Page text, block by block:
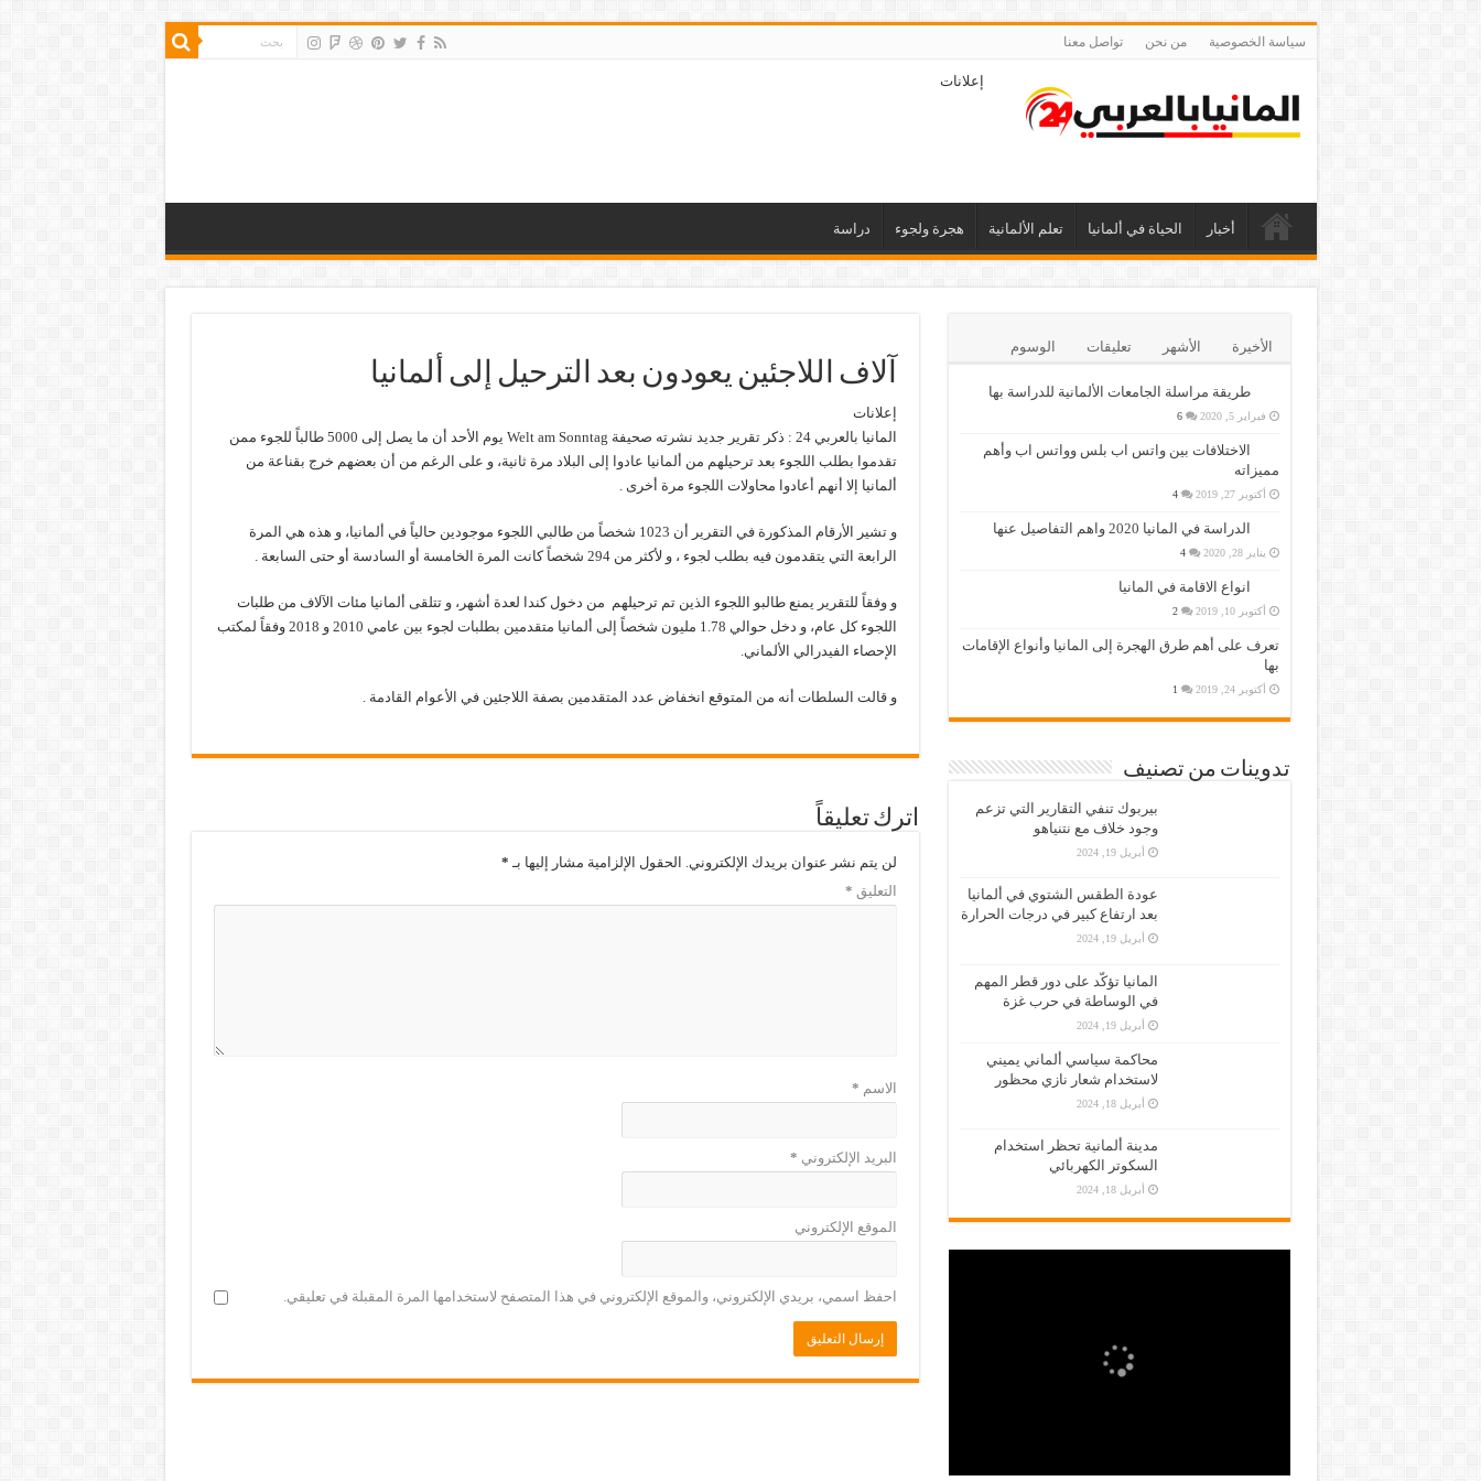
سياسة الخصوصية من نحن تواصل معنا
إعلانات
أخبار الحياة في ألمانيا تعلم الألمانية هجرة ولجوء دراسة
آلاف اللاجئين يعودون بعد الترحيل إلى ألمانيا
إعلانات
المانيا بالعربي 24 : ذكر تقرير جديد نشرته صحيفة Welt am Sonntag يوم الأحد أن ما يصل إلى 5000 طالباً للجوء ممن
تقدموا بطلب اللجوء بعد ترحيلهم من ألمانيا عادوا إلى البلاد مرة ثانية، و على الرغم من أن بعضهم خرج بقناعة من
ألمانيا إلا أنهم أعادوا محاولات اللجوء مرة أخرى .
و تشير الأرقام المذكورة في التقرير أن 1023 شخصاً من طالبي اللجوء موجودين حالياً في ألمانيا، و هذه هي المرة
الرابعة التي يتقدمون فيه بطلب لجوء ، و لأكثر من 294 شخصاً كانت المرة الخامسة أو السادسة أو حتى السابعة .
و وفقاً للتقرير يمنع طالبو اللجوء الذين تم ترحيلهم من دخول كندا لعدة أشهر، و تتلقى ألمانيا مئات الآلاف من طلبات
اللجوء كل عام، و دخل حوالي 1.78 مليون شخصاً إلى ألمانيا متقدمين بطلبات لجوء بين عامي 2010 و 2018 وفقاً لمكتب
الإحصاء الفيدرالي الألماني.
و قالت السلطات أنه من المتوقع انخفاض عدد المتقدمين بصفة اللاجئين في الأعوام القادمة .
اترك تعليقاً
لن يتم نشر عنوان بريدك الإلكتروني. الحقول الإلزامية مشار إليها بـ *
التعليق *
الاسم *
البريد الإلكتروني *
الموقع الإلكتروني
احفظ اسمي، بريدي الإلكتروني، والموقع الإلكتروني في هذا المتصفح لاستخدامها المرة المقبلة في تعليقي.
الأخيرة الأشهر تعليقات الوسوم
طريقة مراسلة الجامعات الألمانية للدراسة بها
فبراير 5, 2020 6
الاختلافات بين واتس اب بلس وواتس اب وأهم
مميزاته
أكتوبر 27, 2019 4
الدراسة في المانيا 2020 واهم التفاصيل عنها
يناير 28, 2020 4
انواع الاقامة في المانيا
أكتوبر 10, 2019 2
تعرف على أهم طرق الهجرة إلى المانيا وأنواع الإقامات
بها
أكتوبر 24, 2019 1
تدوينات من تصنيف
بيربوك تنفي التقارير التي تزعم
وجود خلاف مع نتنياهو
أبريل 19, 2024
عودة الطقس الشتوي في ألمانيا
بعد ارتفاع كبير في درجات الحرارة
أبريل 19, 2024
المانيا تؤكّد على دور قطر المهم
في الوساطة في حرب غزة
أبريل 19, 2024
محاكمة سياسي ألماني يميني
لاستخدام شعار نازي محظور
أبريل 18, 2024
مدينة ألمانية تحظر استخدام
السكوتر الكهربائي
أبريل 18, 2024